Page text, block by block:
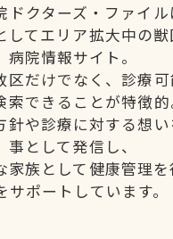
ドクターズ・ファイル
してエリア拡大中の
病院情報サイト。
区だけでなく、診療
索できることが特徴的
針や診療に対する想
事として発信し、
家族として健康管理
サポートしています。